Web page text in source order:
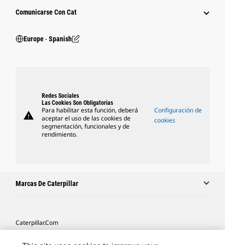
Comunicarse Con Cat
Europe ‧ Spanish
warning
Redes Sociales
Las Cookies Son Obligatorias
Para habilitar esta función, deberá
aceptar el uso de las cookies de
segmentación, funcionales y de
rendimiento.
Configuración de
cookies
Marcas De Caterpillar
Caterpillar.com